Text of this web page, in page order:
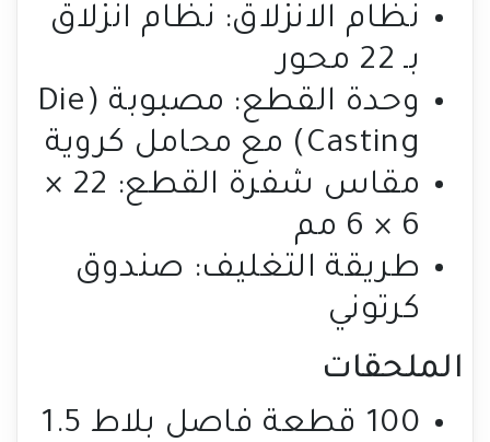
نظام الانزلاق: نظام انزلاق
بـ 22 محور
وحدة القطع: مصبوبة (Die
Casting) مع محامل كروية
مقاس شفرة القطع: 22 ×
6 × 6 مم
طريقة التغليف: صندوق
كرتوني
الملحقات
100 قطعة فاصل بلاط 1.5